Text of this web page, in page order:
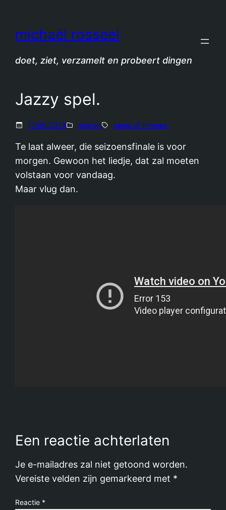
michaël rosseel
doet, ziet, verzamelt en probeert dingen
Jazzy spel.
17/06/2014 muziek game of thrones
Te laat alweer, die seizoensfinale is voor
morgen. Gewoon het liedje, dat zal moeten
volstaan voor vandaag.
Maar vlug dan.
Een reactie achterlaten
Je e-mailadres zal niet getoond worden.
Vereiste velden zijn gemarkeerd met *
Reactie *